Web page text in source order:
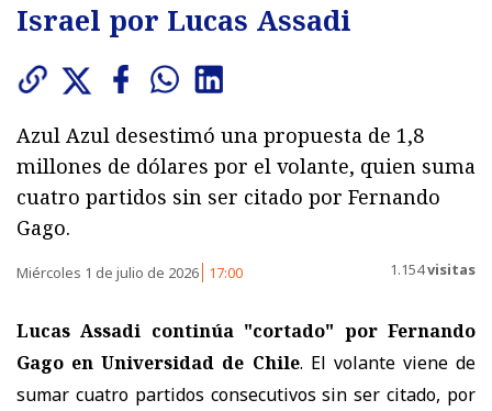
Israel por Lucas Assadi
Azul Azul desestimó una propuesta de 1,8
millones de dólares por el volante, quien suma
cuatro partidos sin ser citado por Fernando
Gago.
Miércoles 1 de julio de 2026 17:00 1.154visitas
Lucas Assadi continúa "cortado" por Fernando
Gago en Universidad de Chile. El volante viene de
sumar cuatro partidos consecutivos sin ser citado, por